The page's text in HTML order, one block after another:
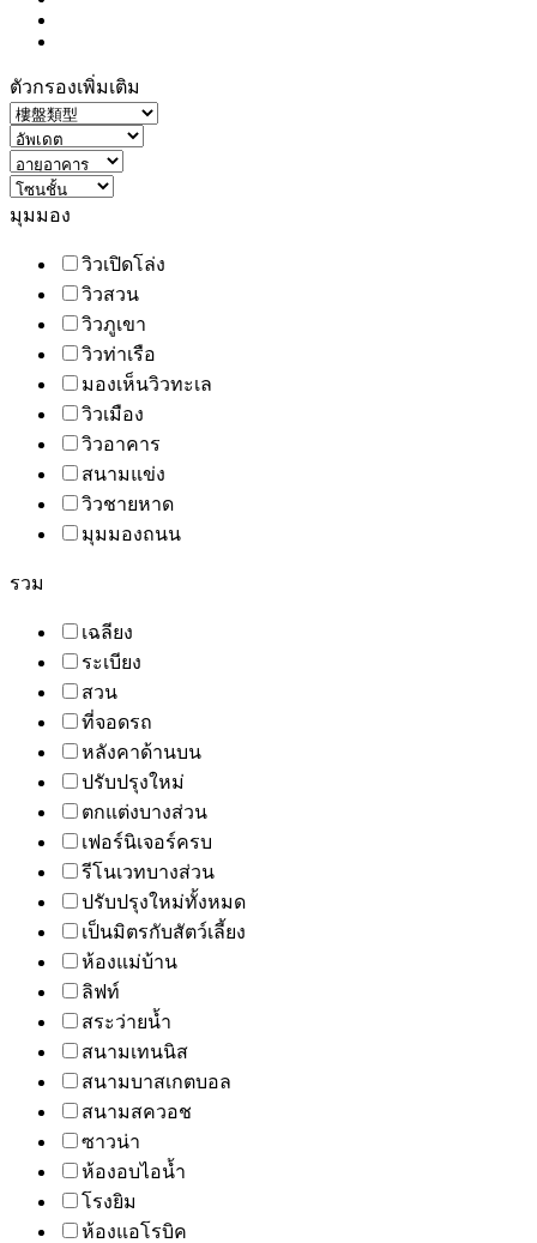
ตัวกรองเพิ่มเติม
มุมมอง
วิวเปิดโล่ง
วิวสวน
วิวภูเขา
วิวท่าเรือ
มองเห็นวิวทะเล
วิวเมือง
วิวอาคาร
สนามแข่ง
วิวชายหาด
มุมมองถนน
รวม
เฉลียง
ระเบียง
สวน
ที่จอดรถ
หลังคาด้านบน
ปรับปรุงใหม่
ตกแต่งบางส่วน
เฟอร์นิเจอร์ครบ
รีโนเวทบางส่วน
ปรับปรุงใหม่ทั้งหมด
เป็นมิตรกับสัตว์เลี้ยง
ห้องแม่บ้าน
ลิฟท์
สระว่ายน้ำ
สนามเทนนิส
สนามบาสเกตบอล
สนามสควอช
ซาวน่า
ห้องอบไอน้ำ
โรงยิม
ห้องแอโรบิค